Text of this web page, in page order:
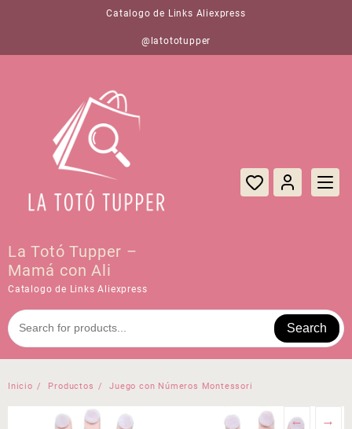
Catalogo de Links Aliexpress
@latototupper
La Totó Tupper –
Mamá con Ali
Catalogo de Links Aliexpress
Search
Inicio Productos Juego con Números Montessori
← →